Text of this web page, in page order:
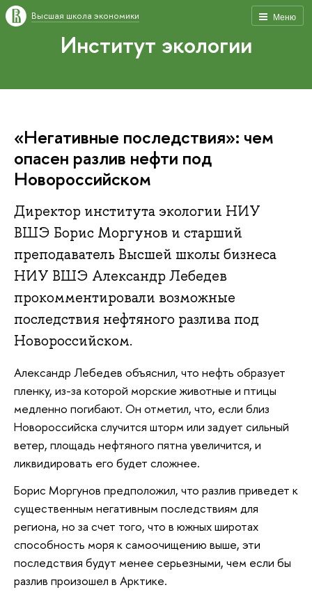
Меню
Высшая школа экономики
Институт экологии
«Негативные последствия»: чем
опасен разлив нефти под
Новороссийском
Директор института экологии НИУ
ВШЭ Борис Моргунов и старший
преподаватель Высшей школы бизнеса
НИУ ВШЭ Александр Лебедев
прокомментировали возможные
последствия нефтяного разлива под
Новороссийском.
Александр Лебедев объяснил, что нефть образует
пленку, из-за которой морские животные и птицы
медленно погибают. Он отметил, что, если близ
Новороссийска случится шторм или задует сильный
ветер, площадь нефтяного пятна увеличится, и
ликвидировать его будет сложнее.
Борис Моргунов предположил, что разлив приведет к
существенным негативным последствиям для
региона, но за счет того, что в южных широтах
способность моря к самоочищению выше, эти
последствия будут менее серьезными, чем если бы
разлив произошел в Арктике.